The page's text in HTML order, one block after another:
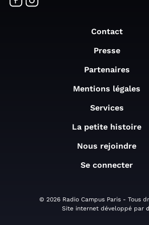
Contact
Presse
Partenaires
Mentions légales
Services
La petite histoire
Nous rejoindre
Se connecter
© 2026 Radio Campus Paris - Tous
Site internet développé par